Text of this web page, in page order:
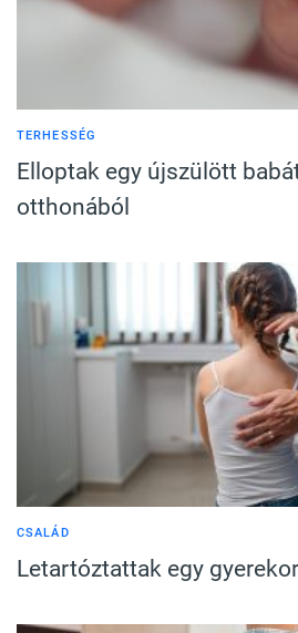
TERHESSÉG
Elloptak egy újszülött
otthonából
CSALÁD
Letartóztattak egy